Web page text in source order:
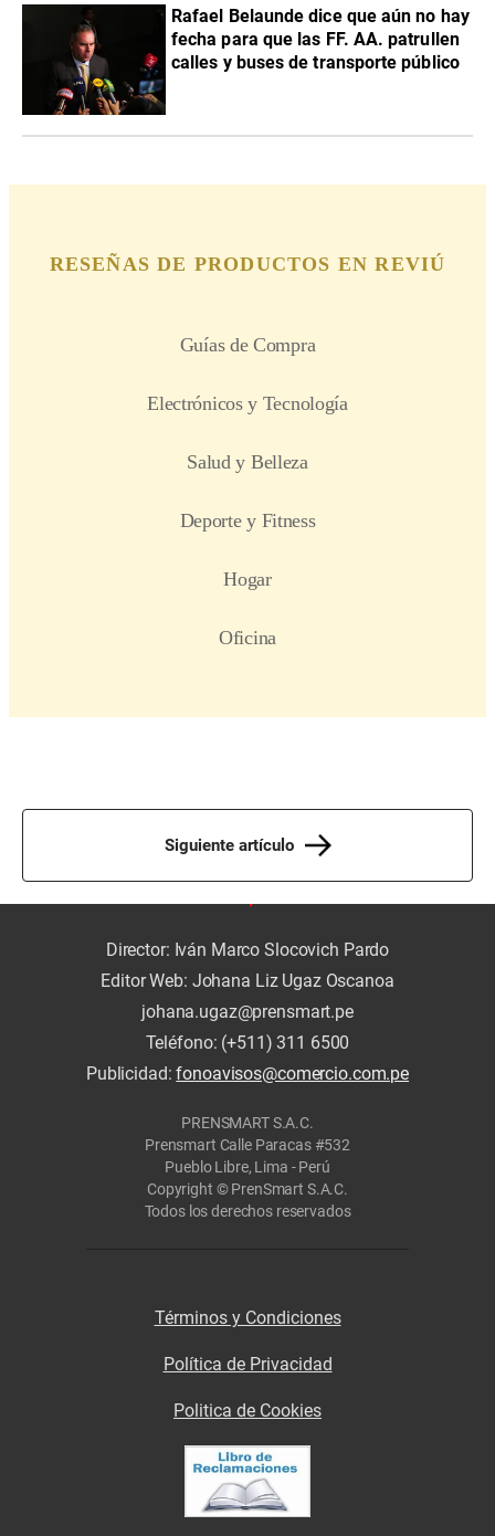
Rafael Belaunde dice que aún no hay
fecha para que las FF. AA. patrullen
calles y buses de transporte público
Siguiente artículo
Director: Iván Marco Slocovich Pardo
Editor Web: Johana Liz Ugaz Oscanoa
johana.ugaz@prensmart.pe
Teléfono: (+511) 311 6500
Publicidad:fonoavisos@comercio.com.pe
PRENSMART S.A.C.
Prensmart Calle Paracas #532
Pueblo Libre, Lima - Perú
Copyright © PrenSmart S.A.C.
Todos los derechos reservados
Términos y Condiciones
Política de Privacidad
Politica de Cookies